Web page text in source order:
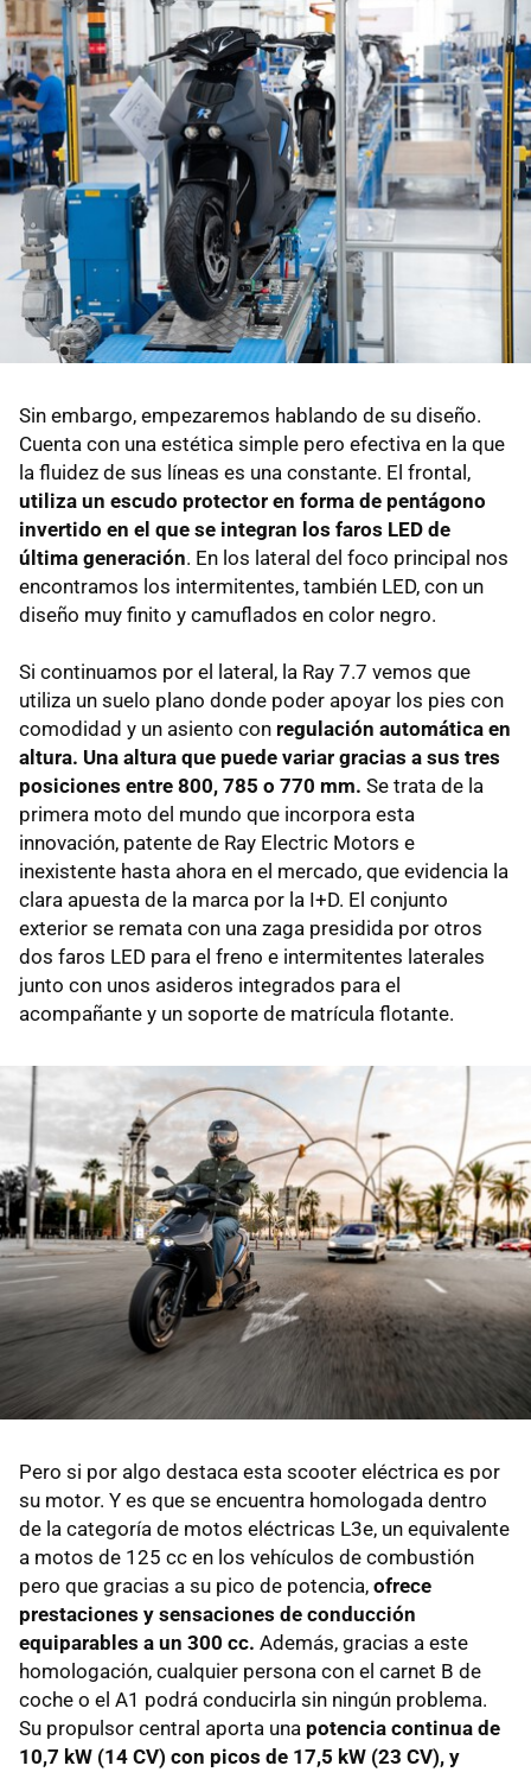
Sin embargo, empezaremos hablando de su diseño.
Cuenta con una estética simple pero efectiva en la que
la fluidez de sus líneas es una constante. El frontal,
utiliza un escudo protector en forma de pentágono
invertido en el que se integran los faros LED de
última generación. En los lateral del foco principal nos
encontramos los intermitentes, también LED, con un
diseño muy finito y camuflados en color negro.
Si continuamos por el lateral, la Ray 7.7 vemos que
utiliza un suelo plano donde poder apoyar los pies con
comodidad y un asiento con regulación automática en
altura. Una altura que puede variar gracias a sus tres
posiciones entre 800, 785 o 770 mm. Se trata de la
primera moto del mundo que incorpora esta
innovación, patente de Ray Electric Motors e
inexistente hasta ahora en el mercado, que evidencia la
clara apuesta de la marca por la I+D. El conjunto
exterior se remata con una zaga presidida por otros
dos faros LED para el freno e intermitentes laterales
junto con unos asideros integrados para el
acompañante y un soporte de matrícula flotante.
Pero si por algo destaca esta scooter eléctrica es por
su motor. Y es que se encuentra homologada dentro
de la categoría de motos eléctricas L3e, un equivalente
a motos de 125 cc en los vehículos de combustión
pero que gracias a su pico de potencia, ofrece
prestaciones y sensaciones de conducción
equiparables a un 300 cc. Además, gracias a este
homologación, cualquier persona con el carnet B de
coche o el A1 podrá conducirla sin ningún problema.
Su propulsor central aporta una potencia continua de
10,7 kW (14 CV) con picos de 17,5 kW (23 CV), y